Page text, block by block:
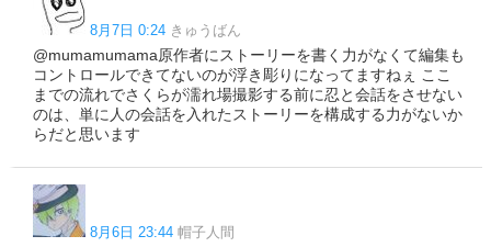
8月7日 0:24 きゅうばん
@mumamumama原作者にストーリーを書く力がなくて編集も
コントロールできてないのが浮き彫りになってますねぇ ここ
までの流れでさくらが濡れ場撮影する前に忍と会話をさせない
のは、単に人の会話を入れたストーリーを構成する力がないか
らだと思います
8月6日 23:44 帽子人間